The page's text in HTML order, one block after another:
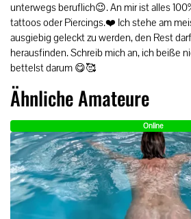
unterwegs beruflich😉. An mir ist alles
tattoos oder Piercings.❤️ Ich stehe am
ausgiebig geleckt zu werden, den Rest
herausfinden. Schreib mich an, ich beiße
bettelst darum 😋🥰
Ähnliche Amateure
Online